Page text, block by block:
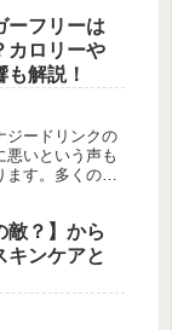
ーフリーは
カロリーや
解説！
ジードリンクの
悪いという声も
ます。多くの
敵？】から
キンケアと